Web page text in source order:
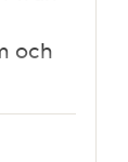
och